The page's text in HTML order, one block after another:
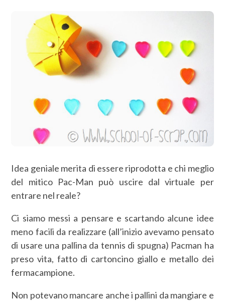
Idea geniale merita di essere riprodotta e chi meglio
del mitico Pac-Man può uscire dal virtuale per
entrare nel reale?
Ci siamo messi a pensare e scartando alcune idee
meno facili da realizzare (all’inizio avevamo pensato
di usare una pallina da tennis di spugna) Pacman ha
preso vita, fatto di cartoncino giallo e metallo dei
fermacampione.
Non potevano mancare anche i pallini da mangiare e